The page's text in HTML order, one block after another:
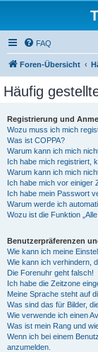
FAQ
Foren-Übersicht
Häufig
Registrierung und
Wozu muss ich mich
Was ist COPPA?
Warum kann ich mich
Ich habe mich registriert,
Warum kann ich mich
Ich habe mich vor einiger
Ich habe mein Passwort
Warum werde ich
Wozu ist die Funktion
Benutzerpräferenzen
Wie kann ich meine
Wie kann ich verhindern,
Die Forenuhr geht falsch!
Ich habe die Zeitzone
Meine Sprache steht auf
Was sind das für Bilder,
Wie verwende ich einen
Was ist mein Rang und
Wenn ich bei einem
anzumelden.